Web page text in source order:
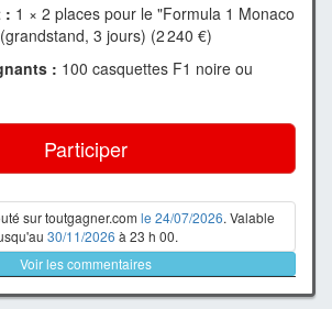
: 1 × 2 places pour le "Formula 1 Monaco
3 jours) (2 240 €)
: 100 casquettes F1 noire ou
Participer
sur toutgagner.com le 24/07/2026. Valable
30/11/2026 à 23 h 00.
Voir les commentaires